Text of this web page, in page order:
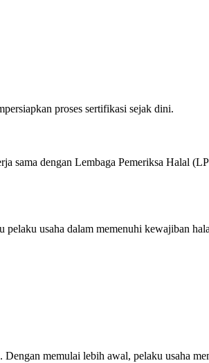
proses sertifikasi sejak dini.
sama dengan Lembaga Pemeriksa Halal
usaha dalam memenuhi kewajiban
Dengan memulai lebih awal, pelaku usaha